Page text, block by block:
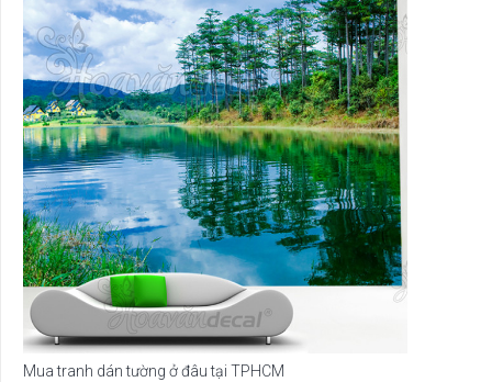
Mua tranh dán tường ở đâu tại TPHCM